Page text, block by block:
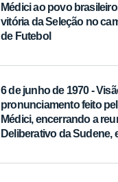
Médici ao povo
vitória da Seleção no
de Futebol
6 de junho de 1970 -
pronunciamento feito
Médici, encerrando a
Deliberativo da Sudene,